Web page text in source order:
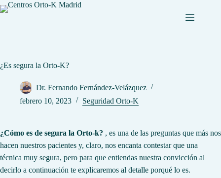
Saltar
¿Es segura la Orto-K?
Dr. Fernando Fernández-Velázquez
febrero 10, 2023
Seguridad Orto-K
¿Cómo es de segura la Orto-k? , es una de las preguntas que más nos
hacen nuestros pacientes y, claro, nos encanta contestar que una
técnica muy segura, pero para que entiendas nuestra convicción al
decirlo a continuación te explicaremos al detalle porqué lo es.